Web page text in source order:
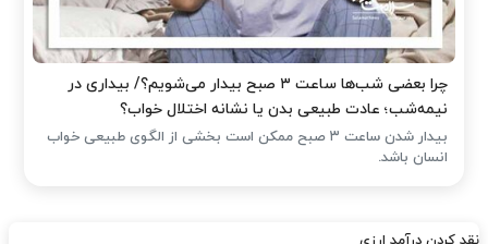
چرا بعضی شب‌ها ساعت ۳ صبح بیدار می‌شویم؟/ بیداری در
نیمه‌شب؛ عادت طبیعی بدن یا نشانه اختلال خواب؟
بیدار شدن ساعت ۳ صبح ممکن است بخشی از الگوی طبیعی خواب
انسان باشد.